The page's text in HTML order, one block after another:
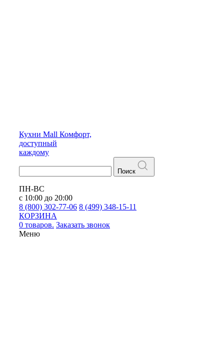
Кухни Mall Комфорт,
доступный
каждому
Поиск
ПН-ВС
с 10:00 до 20:00
8 (800) 302-77-06 8 (499) 348-15-11
КОРЗИНА
0 товаров. Заказать звонок
Меню